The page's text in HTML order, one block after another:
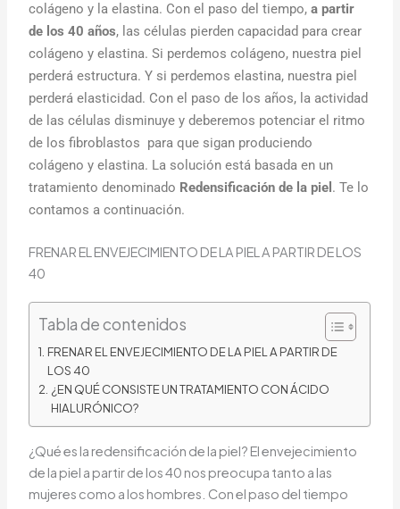
colágeno y la elastina. Con el paso del tiempo,a partir
de los 40 años, las células pierden capacidad para crear
colágeno y elastina. Si perdemos colágeno, nuestra piel
perderá estructura. Y si perdemos elastina, nuestra piel
perderá elasticidad. Con el paso de los años, la actividad
de las células disminuye y deberemos potenciar el ritmo
de los fibroblastos para que sigan produciendo
colágeno y elastina. La solución está basada en un
tratamiento denominado Redensificación de la piel . Te lo
contamos a continuación.
FRENAR EL ENVEJECIMIENTO DE LA PIEL A PARTIR DE LOS
40
Tabla de contenidos
FRENAR EL ENVEJECIMIENTO DE LA PIEL A PARTIR DE
LOS 40
¿EN QUÉ CONSISTE UN TRATAMIENTO CON ÁCIDO
HIALURÓNICO?
¿Qué es la redensificación de la piel? El envejecimiento
de la piel a partir de los 40 nos preocupa tanto a las
mujeres como a los hombres. Con el paso del tiempo